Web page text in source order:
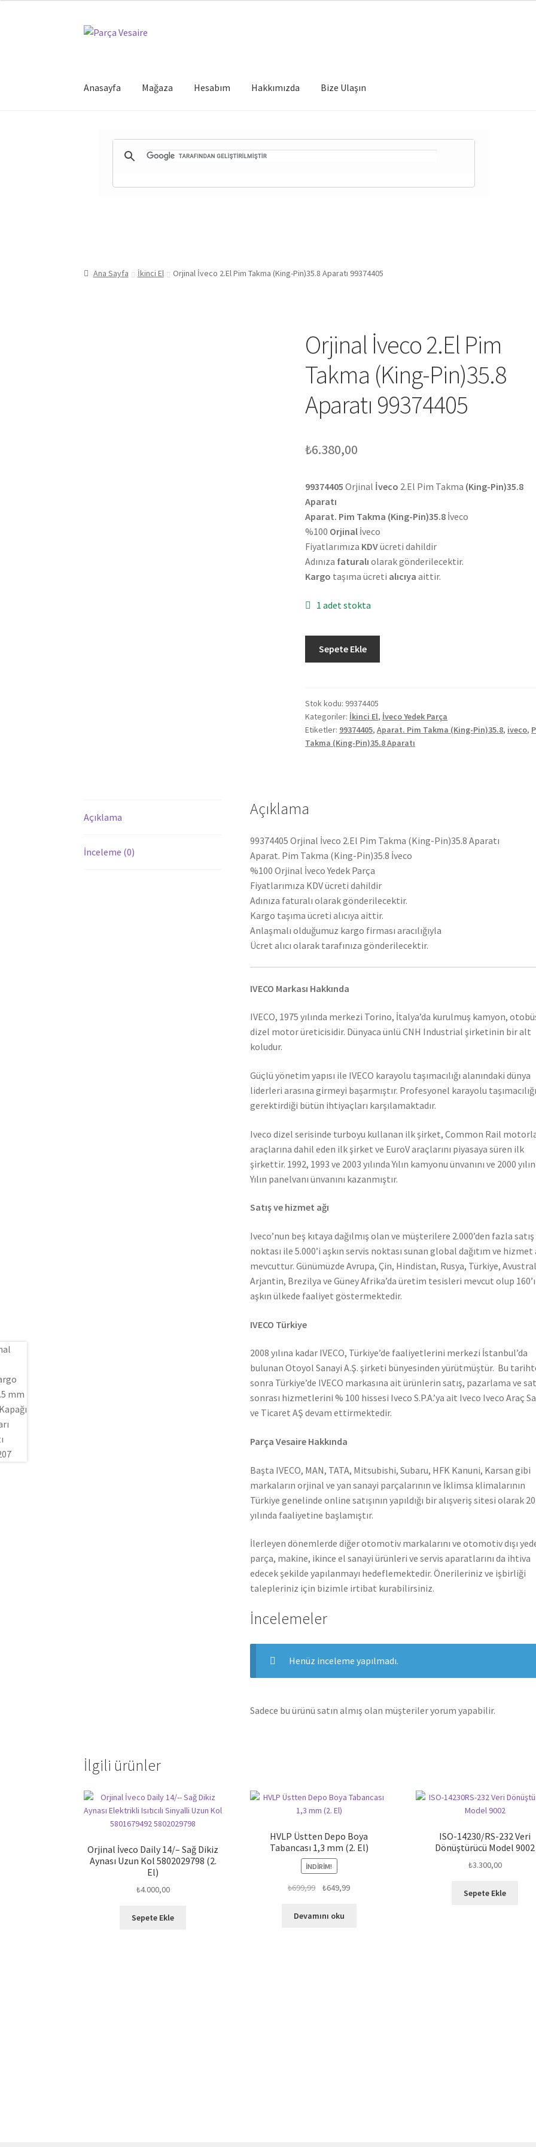
Dolaşıma
İçeriğe
Anasayfa Mağaza Hesabım Hakkımızda Bize Ulaşın
Ana Sayfa İkinci El Orjinal İveco 2.El Pim Takma (King-Pin)35.8 Aparatı 99374405
Orjinal İveco 2.El Pim
Takma (King-Pin)35.8
Aparatı 99374405
₺6.380,00
99374405 Orjinal İveco 2.El Pim Takma (King-Pin)35.8
Aparatı
Aparat. Pim Takma (King-Pin)35.8 İveco
%100 Orjinal İveco
Fiyatlarımıza KDVücreti dahildir
Adınıza faturalı olarak gönderilecektir.
Kargo taşıma ücreti alıcıya aittir.
1 adet stokta
Takma
(King-
Pin)35.8
Aparatı
Sepete Ekle
Stok kodu: 99374405
Kategoriler: İkinci El, İveco Yedek Parça
Etiketler: 99374405,Aparat. Pim Takma (King-Pin)35.8, iveco,
Takma (King-Pin)35.8 Aparatı
Açıklama
İnceleme (0)
Açıklama
99374405 Orjinal İveco 2.El Pim Takma (King-Pin)35.8 Aparatı
Aparat. Pim Takma (King-Pin)35.8 İveco
%100 Orjinal İveco Yedek Parça
Fiyatlarımıza KDV ücreti dahildir
Adınıza faturalı olarak gönderilecektir.
Kargo taşıma ücreti alıcıya aittir.
Anlaşmalı olduğumuz kargo firması aracılığıyla
Ücret alıcı olarak tarafınıza gönderilecektir.
IVECO Markası Hakkında
IVECO, 1975 yılında merkezi Torino, İtalya’da kurulmuş kamyon,
dizel motor üreticisidir. Dünyaca ünlü CNH Industrial şirketinin bir alt
koludur.
Güçlü yönetim yapısı ile IVECO karayolu taşımacılığı alanındaki dünya
liderleri arasına girmeyi başarmıştır. Profesyonel karayolu
gerektirdiği bütün ihtiyaçları karşılamaktadır.
Iveco dizel serisinde turboyu kullanan ilk şirket, Common Rail
araçlarına dahil eden ilk şirket ve EuroV araçlarını piyasaya süren ilk
şirkettir. 1992, 1993 ve 2003 yılında Yılın kamyonu ünvanını ve 2000
Yılın panelvanı ünvanını kazanmıştır.
Satış ve hizmet ağı
Iveco’nun beş kıtaya dağılmış olan ve müşterilere 2.000’den fazla satış
noktası ile 5.000’i aşkın servis noktası sunan global dağıtım ve hizmet
mevcuttur. Günümüzde Avrupa, Çin, Hindistan, Rusya, Türkiye,
Arjantin, Brezilya ve Güney Afrika’da üretim tesisleri mevcut olup 160’ı
aşkın ülkede faaliyet göstermektedir.
IVECO Türkiye
2008 yılına kadar IVECO, Türkiye’de faaliyetlerini merkezi İstanbul’da
bulunan Otoyol Sanayi A.Ş. şirketi bünyesinden yürütmüştür. Bu
sonra Türkiye’de IVECO markasına ait ürünlerin satış, pazarlama ve
sonrası hizmetlerini % 100 hissesi Iveco S.P.A.’ya ait Iveco Iveco Araç
ve Ticaret AŞ devam ettirmektedir.
Parça Vesaire Hakkında
Başta IVECO, MAN, TATA, Mitsubishi, Subaru, HFK Kanuni, Karsan gibi
markaların orjinal ve yan sanayi parçalarının ve İklimsa klimalarının
Türkiye genelinde online satışının yapıldığı bir alışveriş sitesi olarak
yılında faaliyetine başlamıştır.
İlerleyen dönemlerde diğer otomotiv markalarını ve otomotiv dışı
parça, makine, ikince el sanayi ürünleri ve servis aparatlarını da ihtiva
edecek şekilde yapılanmayı hedeflemektedir. Önerileriniz ve işbirliği
talepleriniz için bizimle irtibat kurabilirsiniz.
İncelemeler
Henüz inceleme yapılmadı.
Sadece bu ürünü satın almış olan müşteriler yorum yapabilir.
İlgili ürünler
Orjinal İveco Daily 14/– Sağ Dikiz
Aynası Uzun Kol 5802029798 (2.
El)
₺4.000,00
Sepete Ekle
HVLP Üstten Depo Boya
Tabancası 1,3 mm (2. El)
İNDIRIM!
₺699,99
Orijinal
₺699,99.
₺649,99Şu
Devamını oku
ISO-14230/RS-232 Veri
Dönüştürücü Model 9002
₺3.300,00
Sepete Ekle